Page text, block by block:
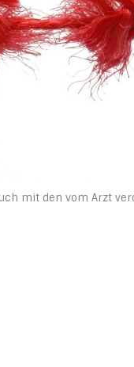
mit den vom Arzt